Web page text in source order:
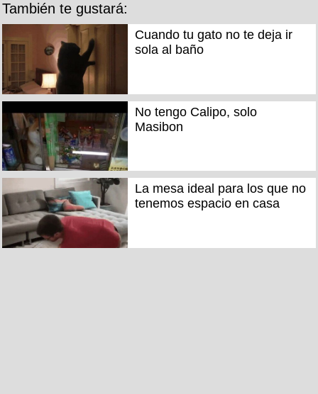
También te gustará:
Cuando tu gato no te deja ir
sola al baño
No tengo Calipo, solo
Masibon
La mesa ideal para los que no
tenemos espacio en casa